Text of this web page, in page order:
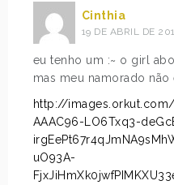
Cinthia
19 DE ABRIL DE
eu tenho um :~ o girl
mas meu namorado não
http://
AAAC96-LO6Txq3-
uO93A-